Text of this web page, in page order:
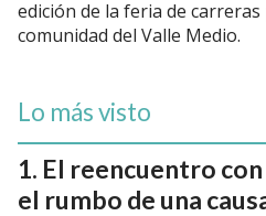
edición de la feria de
comunidad del Valle Medio.
Lo más visto
El reencuentro
el rumbo de una